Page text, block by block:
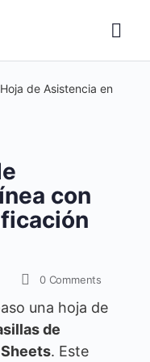
de Asistencia en
con
0 Comments
una hoja de
de
. Este